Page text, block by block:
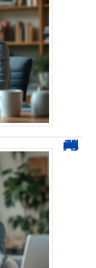
0270 démarchage : comment repérer, bloquer et signaler ces appels